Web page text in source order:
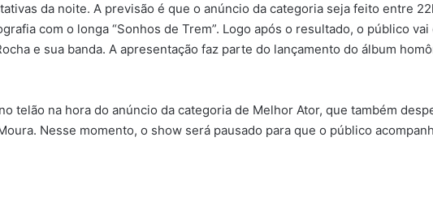
da noite. A previsão é que o anúncio da categoria seja feito entre
com o longa “Sonhos de Trem”. Logo após o resultado, o público
e sua banda. A apresentação faz parte do lançamento do álbum
telão na hora do anúncio da categoria de Melhor Ator, que também
Nesse momento, o show será pausado para que o público